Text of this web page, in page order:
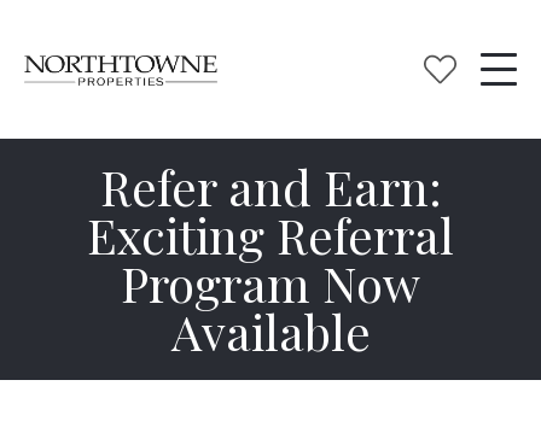
Refer and Earn:
Exciting Referral
Program Now
Available